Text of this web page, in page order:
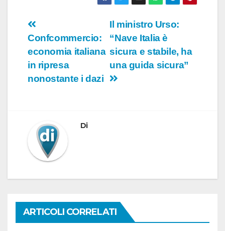
Navigazione
articoli
Il ministro Urso:
“Nave Italia è
sicura e stabile, ha
una guida sicura”
Confcommercio:
economia italiana
in ripresa
nonostante i dazi
Di
ARTICOLI CORRELATI